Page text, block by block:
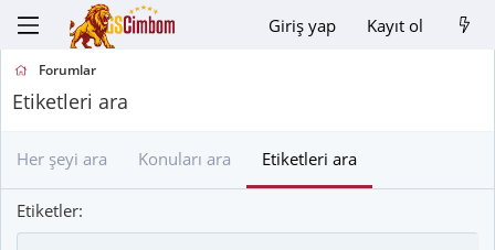
Giriş yap Kayıt ol
Forumlar
Etiketleri ara
Her şeyi ara Konuları ara Etiketleri ara
Etiketler